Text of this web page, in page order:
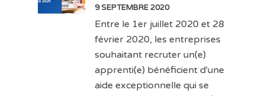
9 SEPTEMBRE 2020
Entre le 1er juillet 2020 et 28
février 2020, les entreprises
souhaitant recruter un(e)
apprenti(e) bénéficient d'une
aide exceptionnelle qui se